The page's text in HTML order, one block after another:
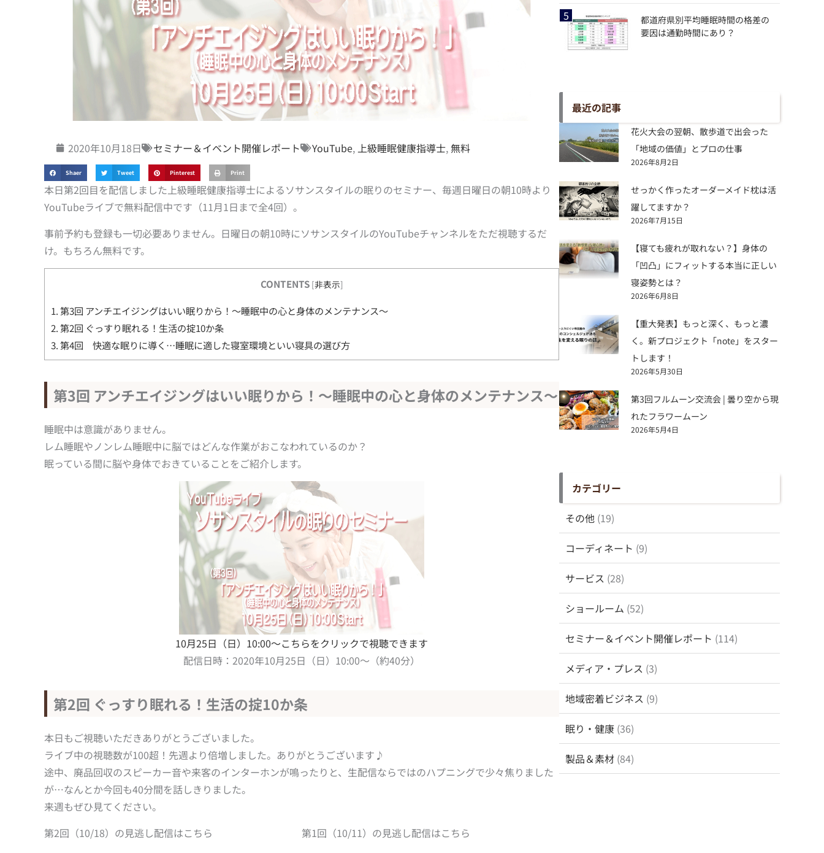
2020年10月18日 セミナー＆イベント開催レポート YouTube, 上級睡眠健康指導士,無料
Shaer Tweet Pinterest Print
本日第2回目を配信しました上級睡眠健康指導士によるソサンスタイルの眠りのセミナー、毎週日曜日の朝10時より
YouTubeライブで無料配信中です（11月1日まで全4回）。
事前予約も登録も一切必要ありません。日曜日の朝10時にソサンスタイルのYouTubeチャンネルをただ視聴するだ
け。もちろん無料です。
CONTENTS [非表示]
1.第3回 アンチエイジングはいい眠りから！～睡眠中の心と身体のメンテナンス～
2.第2回 ぐっすり眠れる！生活の掟10か条
3.第4回 快適な眠りに導く…睡眠に適した寝室環境といい寝具の選び方
第3回 アンチエイジングはいい眠りから！～睡眠中の心と身体のメンテナンス～
睡眠中は意識がありません。
レム睡眠やノンレム睡眠中に脳ではどんな作業がおこなわれているのか？
眠っている間に脳や身体でおきていることをご紹介します。
10月25日（日）10:00～こちらをクリックで視聴できます
配信日時：2020年10月25日（日）10:00～（約40分）
第2回 ぐっすり眠れる！生活の掟10か条
本日もご視聴いただきありがとうございました。
ライブ中の視聴数が100超！先週より倍増しました。ありがとうございます♪
途中、廃品回収のスピーカー音や来客のインターホンが鳴ったりと、生配信ならではのハプニングで少々焦りました
が…なんとか今回も40分間を話しきりました。
来週もぜひ見てください。
第2回（10/18）の見逃し配信はこちら
第1回（10/11）の見逃し配信はこちら
都道府県別平均睡眠時間の格差の
要因は通勤時間にあり？
最近の記事
花火大会の翌朝、散歩道で出会った
「地域の価値」とプロの仕事
2026年8月2日
せっかく作ったオーダーメイド枕は活
躍してますか？
2026年7月15日
【寝ても疲れが取れない？】身体の
「凹凸」にフィットする本当に正しい
寝姿勢とは？
2026年6月8日
【重大発表】もっと深く、もっと濃
く。新プロジェクト「note」をスター
トします！
2026年5月30日
第3回フルムーン交流会 | 曇り空から現
れたフラワームーン
2026年5月4日
カテゴリー
その他 (19)
コーディネート (9)
サービス (28)
ショールーム (52)
セミナー＆イベント開催レポート (114)
メディア・プレス (3)
地域密着ビジネス (9)
眠り・健康 (36)
製品＆素材 (84)